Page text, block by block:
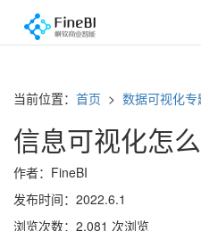
当前位置： 首页 > 数据可视化专
信息可视化怎
作者：FineBI
发布时间：2022.6.1
浏览次数：2,081 次浏览